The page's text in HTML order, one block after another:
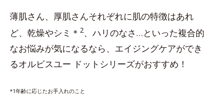
薄肌さん、厚肌さんそれぞれに肌の特徴はあれ
ど、乾燥やシミ＊ 2、ハリのなさ…といった複合的
なお悩みが気になるなら、エイジングケアができ
るオルビスユー ドットシリーズがおすすめ！
*1年齢に応じたお手入れのこと